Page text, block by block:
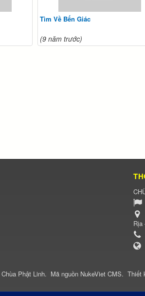
Tìm Về Bến Giác
(9 năm trước)
Rịa
Chùa Phật Linh. Mã nguồn NukeViet CMS. Thiết